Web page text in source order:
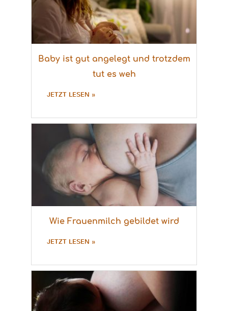
Baby ist gut angelegt und trotzdem
tut es weh
JETZT LESEN »
Wie Frauenmilch gebildet wird
JETZT LESEN »